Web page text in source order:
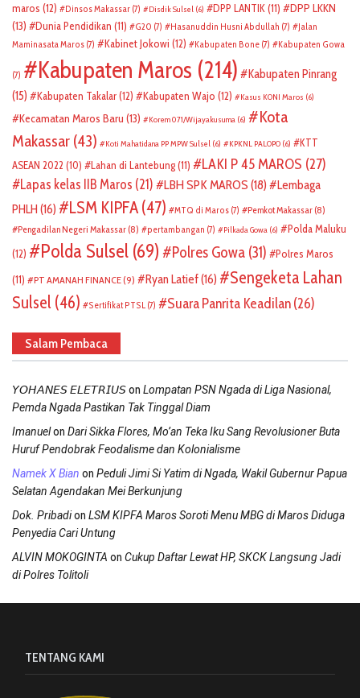
maros (12) Dinsos Makassar (7) Disdik Sulsel (6) DPP LANTIK(11)
DPP LKKN
(13)
Dunia Pendidikan (11) G20 (7) Hasanuddin Husni Abdullah (7)
Jalan
Maminasata Maros (7) Kabinet Jokowi (12) Kabupaten Bone (7) Kabupaten Gowa
(7) Kabupaten Maros (214)
Kabupaten Pinrang
(15)
Kabupaten Takalar(12) Kabupaten Wajo (12) Kasus KONI Maros (6)
Kecamatan Maros Baru (13) Korem 071/Wijayakusuma (6)
Kota
Makassar (43) Koti Mahatidana PP MPW Sulsel (6) KPKNL PALOPO (6)
KTT
ASEAN 2022 (10) Lahan di Lantebung(11) LAKI P 45 MAROS (27)
Lapas kelas IIB Maros (21) LBH SPK MAROS (18)
Lembaga
PHLH (16) LSM KIPFA (47) MTQ di Maros (7) Pemkot Makassar (8)
Pengadilan Negeri Makassar (8) pertambangan (7) Pilkada Gowa (6)
Polda Maluku
(12)
Polda Sulsel (69) Polres Gowa (31)
Polres Maros
(11)
PT AMANAH FINANCE(9) Ryan Latief(16)
Sengeketa Lahan
Sulsel (46) Sertifikat PTSL (7) Suara Panrita Keadilan(26)
Salam Pembaca
𝘠𝘖𝘏𝘈𝘕𝘌𝘚 𝘌𝘓𝘌𝘛𝘙𝘐𝘜𝘚on Lompatan PSN Ngada di Liga Nasional,
Pemda Ngada Pastikan Tak Tinggal Diam
Imanuelon Dari Sikka Flores, Mo’an Teka Iku Sang Revolusioner Buta
Huruf Pendobrak Feodalisme dan Kolonialisme
Namek X Bian on Peduli Jimi Si Yatim di Ngada, Wakil Gubernur Papua
Selatan Agendakan Mei Berkunjung
Dok. Pribadion LSM KIPFA Maros Soroti Menu MBG di Maros Diduga
Penyedia Cari Untung
ALVIN MOKOGINTA on Cukup Daftar Lewat HP, SKCK Langsung Jadi
di Polres Tolitoli
TENTANG KAMI